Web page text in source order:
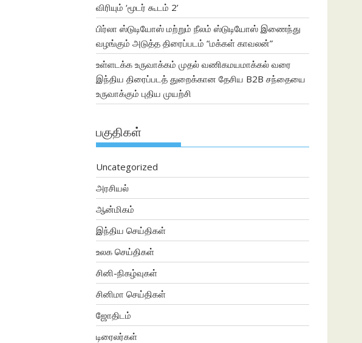
விரியும் ‘மூடர் கூடம் 2’
பிர்லா ஸ்டுடியோஸ் மற்றும் நீலம் ஸ்டுடியோஸ் இணைந்து
வழங்கும் அடுத்த திரைப்படம் “மக்கள் காவலன்”
உள்ளடக்க உருவாக்கம் முதல் வணிகமயமாக்கல் வரை
இந்திய திரைப்படத் துறைக்கான தேசிய B2B சந்தையை
உருவாக்கும் புதிய முயற்சி
பகுதிகள்
Uncategorized
அரசியல்
ஆன்மிகம்
இந்திய செய்திகள்
உலக செய்திகள்
சினி-நிகழ்வுகள்
சினிமா செய்திகள்
ஜோதிடம்
டிரைலர்கள்